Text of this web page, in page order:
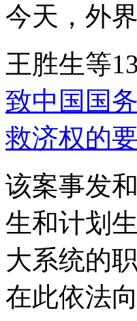
今天，外
王胜生等
致中国国
救济权的
该案事发
生和计划
大系统的
在此依法